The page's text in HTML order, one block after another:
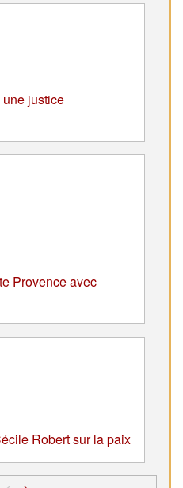
justice
Provence avec
Robert sur la paix